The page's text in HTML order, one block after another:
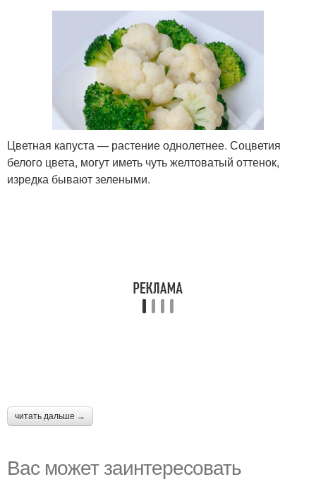
Цветная капуста — растение однолетнее. Соцветия
белого цвета, могут иметь чуть желтоватый оттенок,
изредка бывают зелеными.
читать дальше →
Вас может заинтересовать